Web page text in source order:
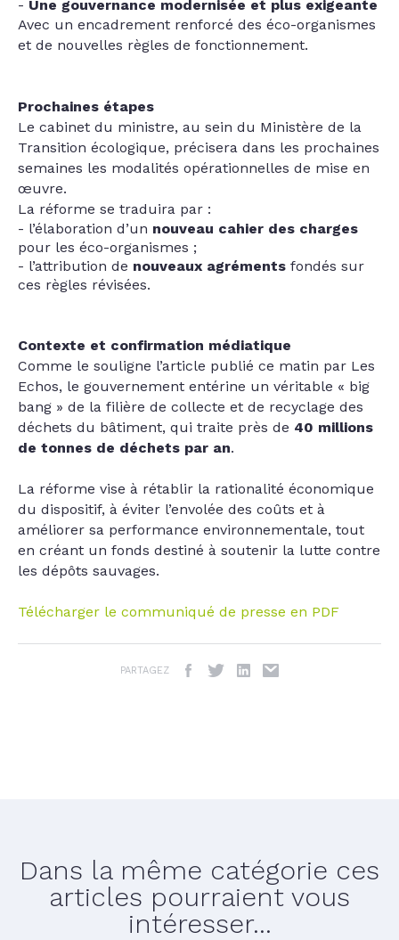
Une gouvernance modernisée et plus exigeante
Avec un encadrement renforcé des éco-organismes
et de nouvelles règles de fonctionnement.
Prochaines étapes
Le cabinet du ministre, au sein du Ministère de la
Transition écologique, précisera dans les prochaines
semaines les modalités opérationnelles de mise en
œuvre.
La réforme se traduira par :
l’élaboration d’un nouveau cahier des charges
pour les éco-organismes ;
l’attribution de nouveaux agréments fondés sur
ces règles révisées.
Contexte et confirmation médiatique
Comme le souligne l’article publié ce matin par Les
Echos, le gouvernement entérine un véritable « big
bang » de la filière de collecte et de recyclage des
déchets du bâtiment, qui traite près de 40 millions
de tonnes de déchets par an.
La réforme vise à rétablir la rationalité économique
du dispositif, à éviter l’envolée des coûts et à
améliorer sa performance environnementale, tout
en créant un fonds destiné à soutenir la lutte contre
les dépôts sauvages.
Télécharger le communiqué de presse en PDF
PARTAGEZ
Dans la même catégorie ces
articles pourraient vous
intéresser...